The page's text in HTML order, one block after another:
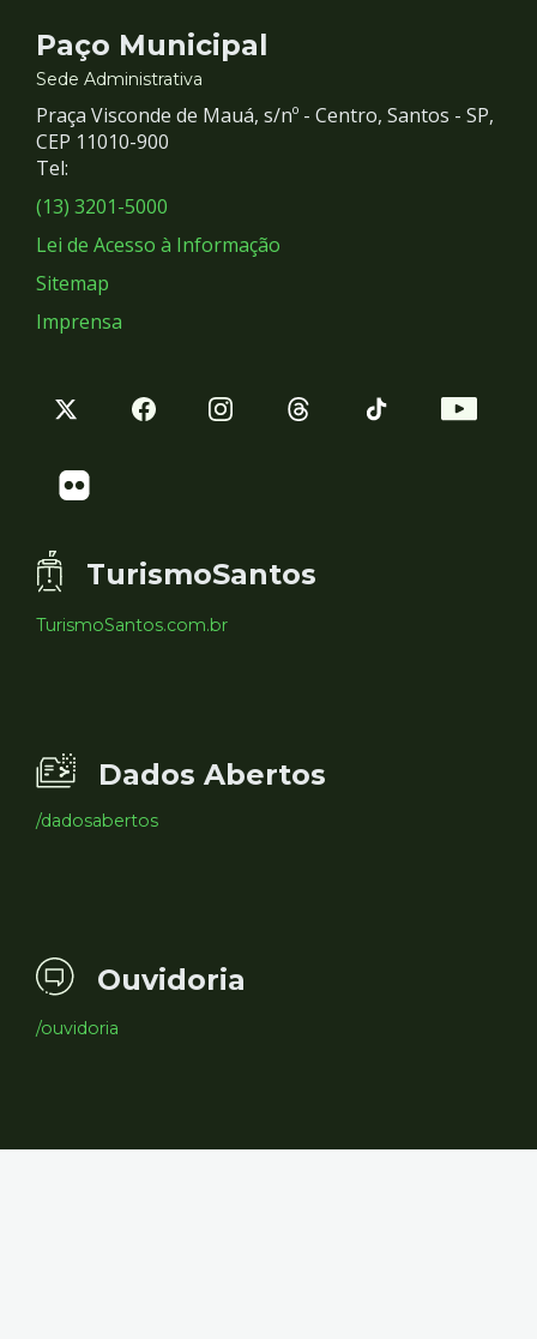
Contato
e
Redes
Sociais
Paço Municipal
Sede Administrativa
Praça Visconde de Mauá, s/nº - Centro, Santos - SP,
CEP 11010-900
Tel:
(13) 3201-5000
Lei de Acesso à Informação
Sitemap
Imprensa
TurismoSantos
TurismoSantos.com.br
Dados Abertos
/dadosabertos
Ouvidoria
/ouvidoria